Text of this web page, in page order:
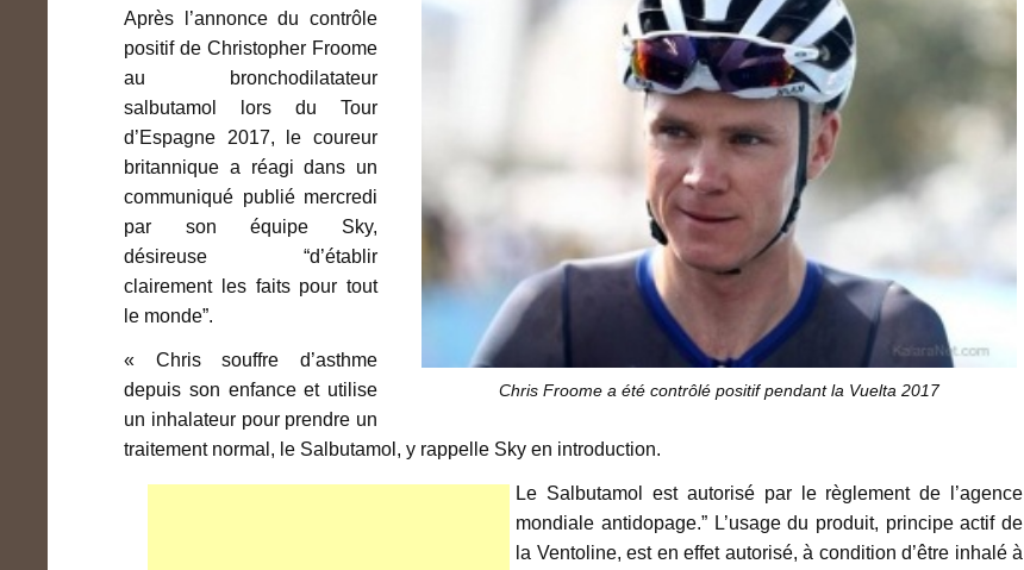
Chris Froome a été contrôlé positif pendant la Vuelta 2017
Après l’annonce du contrôle
positif de Christopher Froome
au bronchodilatateur
salbutamol lors du Tour
d’Espagne 2017, le coureur
britannique a réagi dans un
communiqué publié mercredi
par son équipe Sky,
désireuse “d’établir
clairement les faits pour tout
le monde”.
« Chris souffre d’asthme
depuis son enfance et utilise
un inhalateur pour prendre un
traitement normal, le Salbutamol, y rappelle Sky en introduction.
Le Salbutamol est autorisé par le règlement de l’agence
mondiale antidopage.” L’usage du produit, principe actif de
la Ventoline, est en effet autorisé, à condition d’être inhalé à